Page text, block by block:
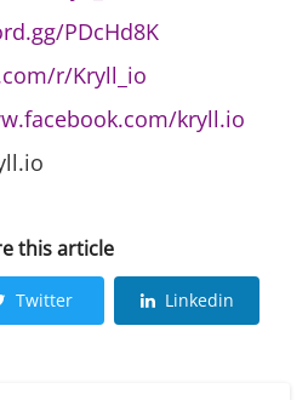
PDcHd8K
r/Kryll_io
kryll.io
this article
Twitter Linkedin